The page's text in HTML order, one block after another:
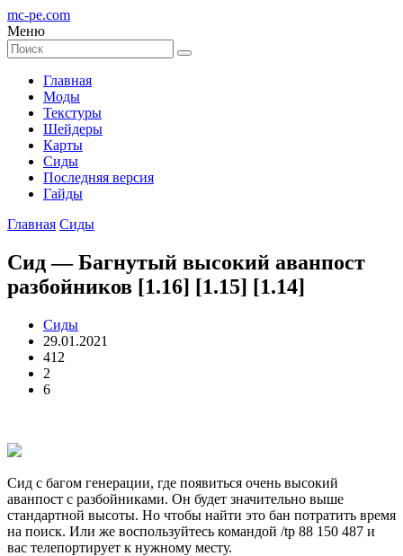
mc-pe.com
Меню
Главная
Моды
Текстуры
Шейдеры
Карты
Сиды
Последняя версия
Гайды
Главная Сиды
Сид — Багнутый высокий аванпост
разбойников [1.16] [1.15] [1.14]
Сиды
29.01.2021
412
2
6
Сид с багом генерации, где появиться очень высокий
аванпост с разбойниками. Он будет значительно выше
стандартной высоты. Но чтобы найти это бан потратить время
на поиск. Или же воспользуйтесь командой /tp 88 150 487 и
вас телепортирует к нужному месту.